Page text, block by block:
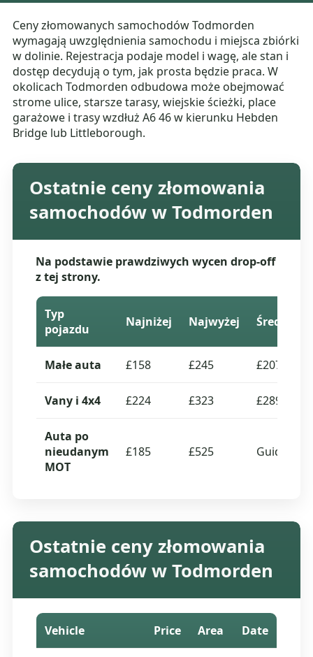
Ceny złomowanych samochodów Todmorden
wymagają uwzględnienia samochodu i miejsca zbiórki
w dolinie. Rejestracja podaje model i wagę, ale stan i
dostęp decydują o tym, jak prosta będzie praca. W
okolicach Todmorden odbudowa może obejmować
strome ulice, starsze tarasy, wiejskie ścieżki, place
garażowe i trasy wzdłuż A6 46 w kierunku Hebden
Bridge lub Littleborough.
Ostatnie ceny złomowania
samochodów w Todmorden
Na podstawie prawdziwych wycen drop-off
z tej strony.
Typ
pojazdu
Najniżej Najwyżej Średnia
Małe auta £158 £245 £207
Vany i 4x4 £224 £323 £289
Auta po
nieudanym
MOT
£185 £525 Guide
Ostatnie ceny złomowania
samochodów w Todmorden
Vehicle Price Area Date